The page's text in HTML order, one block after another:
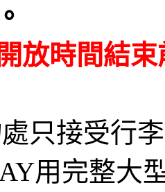
放時間結束
只接受行
用完整大